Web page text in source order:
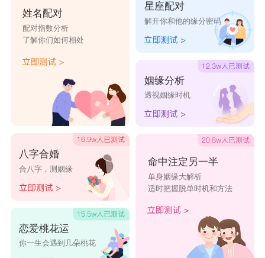
姓名配对
配对指数分析
了解你们如何相处
八字合婚
合八字，测姻缘
恋爱桃花运
你一生会遇到几朵桃花
星座配对
解开你和他的缘分密码
姻缘分析
透视姻缘时机
命中注定另一半
单身姻缘大解析
适时把握脱单时机和方法